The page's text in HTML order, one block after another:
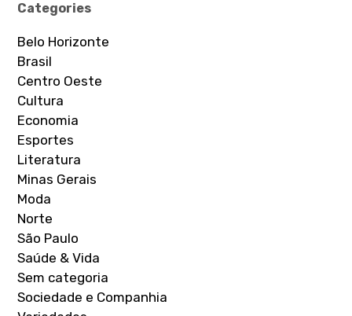
Categories
Belo Horizonte
Brasil
Centro Oeste
Cultura
Economia
Esportes
Literatura
Minas Gerais
Moda
Norte
São Paulo
Saúde & Vida
Sem categoria
Sociedade e Companhia